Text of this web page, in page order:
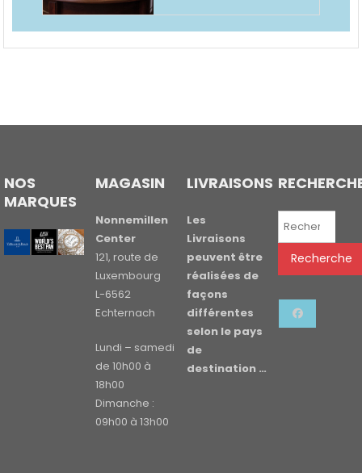
NOS
MARQUES
MAGASIN
Nonnemillen
Center
121, route de
Luxembourg
L-6562
Echternach
Lundi – samedi
de 10h00 à
18h00
Dimanche :
09h00 à 13h00
LIVRAISONS
Les
Livraisons
peuvent être
réalisées de
façons
différentes
selon le pays
de
destination …
Recherche